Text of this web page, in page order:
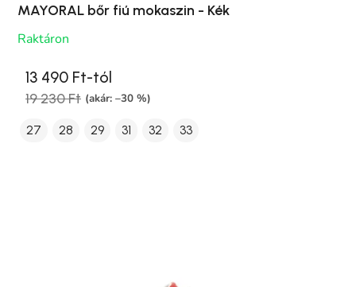
MAYORAL bőr fiú mokaszin - Kék
Raktáron
13 490 Ft-tól
19 230 Ft (akár: –30 %)
27 28 29 31 32 33